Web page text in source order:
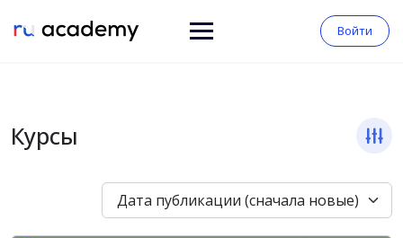
Войти
Курсы
Дата публикации (сначала новые)